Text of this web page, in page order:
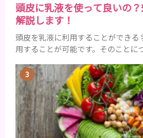
頭皮に乳液を使って良いの
解説します！
頭皮を乳液に利用することができる
用することが可能です。そのことに
まれた化粧品 乳液とは水分と油分
合されている化粧品のことです。 化
のほとんどが水分ですが、乳液には
いる点が違いといえます。 また、乳
昧なものとしてローションがあり、
分が豊富に含まれて...